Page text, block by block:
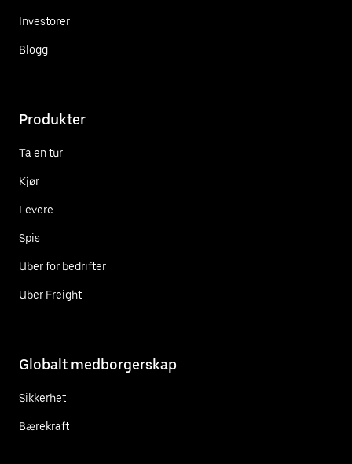
Investorer
Blogg
Produkter
Ta en tur
Kjør
Levere
Spis
Uber for bedrifter
Uber Freight
Globalt medborgerskap
Sikkerhet
Bærekraft